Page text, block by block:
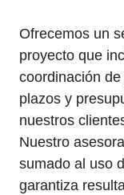
Ofrecemos un
proyecto que
coordinación
plazos y
nuestros
Nuestro
sumado al uso
garantiza